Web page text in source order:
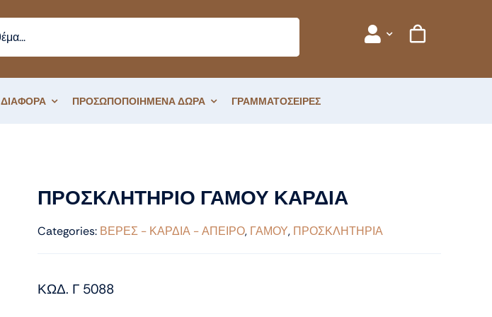
ΔΙΑΦΟΡΑ ΠΡΟΣΩΠΟΠΟΙΗΜΕΝΑ ΔΩΡΑ ΓΡΑΜΜΑΤΟΣΕΙΡΕΣ
ΠΡΟΣΚΛΗΤΗΡΙΟ ΓΑΜΟΥ ΚΑΡΔΙΑ
Categories: ΒΕΡΕΣ - ΚΑΡΔΙΑ - ΑΠΕΙΡΟ, ΓΑΜΟΥ, ΠΡΟΣΚΛΗΤΗΡΙΑ
ΚΩΔ. Γ 5088